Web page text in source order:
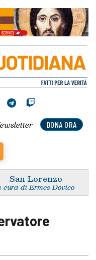
DONA ORA
San Lorenzo
cura di Ermes Dovico